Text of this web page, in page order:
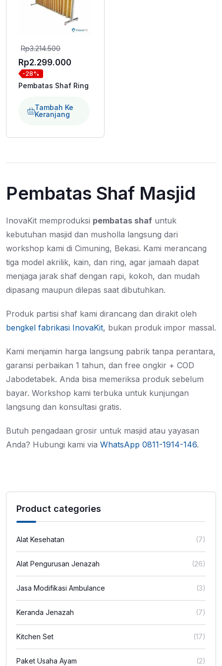
Product categories
Alat Kesehatan (7)
Alat Pengurusan Jenazah (26)
Jasa Modifikasi Ambulance (3)
Keranda Jenazah (7)
Kitchen Set (17)
Paket Usaha Ayam (2)
Rp3.214.500Harga
aslinya
Rp3.214.500.
Rp2.299.000Harga
ini
-28%
Pembatas Shaf Ring
Tambah Ke
Keranjang
Pembatas Shaf Masjid
InovaKit memproduksi pembatas shaf untuk
kebutuhan masjid dan musholla langsung dari
workshop kami di Cimuning, Bekasi. Kami merancang
tiga model akrilik, kain, dan ring, agar jamaah dapat
menjaga jarak shaf dengan rapi, kokoh, dan mudah
dipasang maupun dilepas saat dibutuhkan.
Produk partisi shaf kami dirancang dan dirakit oleh
bengkel fabrikasi InovaKit, bukan produk impor massal.
Kami menjamin harga langsung pabrik tanpa perantara,
garansi perbaikan 1 tahun, dan free ongkir + COD
Jabodetabek. Anda bisa memeriksa produk sebelum
bayar. Workshop kami terbuka untuk kunjungan
langsung dan konsultasi gratis.
Butuh pengadaan grosir untuk masjid atau yayasan
Anda? Hubungi kami via WhatsApp 0811-1914-146.